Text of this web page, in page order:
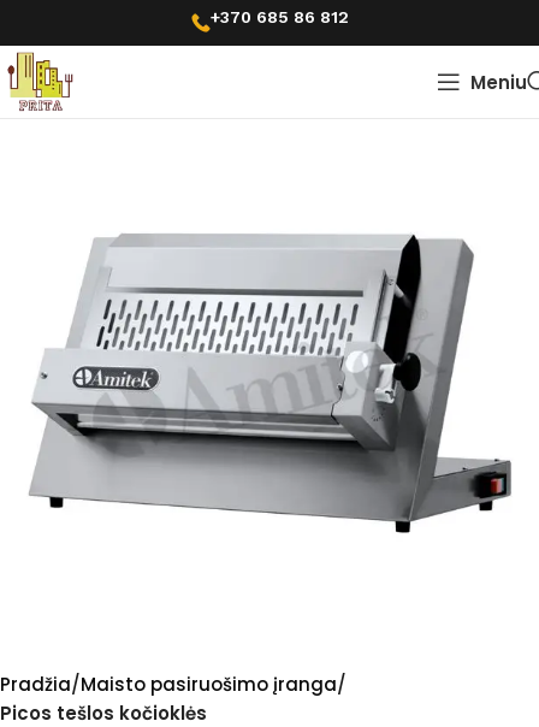
+370 685 86 812
Meniu
Pradžia Maisto pasiruošimo įranga
Picos tešlos kočioklės